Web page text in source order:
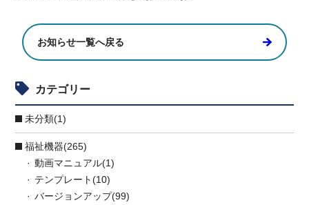
お知らせ一覧へ戻る
カテゴリー
未分類(1)
福祉機器(265)
動画マニュアル(1)
テンプレート(10)
バージョンアップ(99)